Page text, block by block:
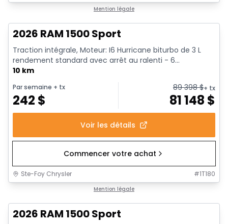
Mention légale
2026 RAM 1500 Sport
Traction intégrale, Moteur: I6 Hurricane biturbo de 3 L
rendement standard avec arrêt au ralenti - 6...
10 km
Par semaine + tx
242 $
89 398$+ tx
81 148 $
Voir les détails
Commencer votre achat
Ste-Foy Chrysler #1T180
Mention légale
2026 RAM 1500 Sport